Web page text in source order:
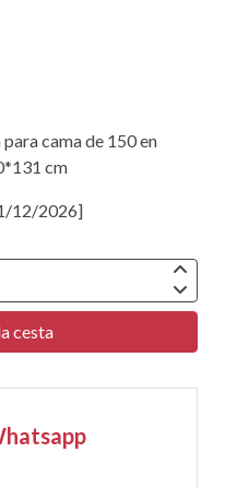
cama de 150 en
cm
12/2026]
cesta